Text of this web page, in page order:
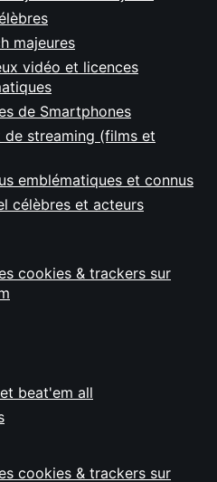
majeures
vidéo et licences
de Smartphones
de streaming (films et
emblématiques et connus
célèbres et acteurs
cookies & trackers sur
beat'em all
cookies & trackers sur